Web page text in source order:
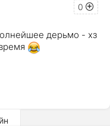
0
дерьмо - хз